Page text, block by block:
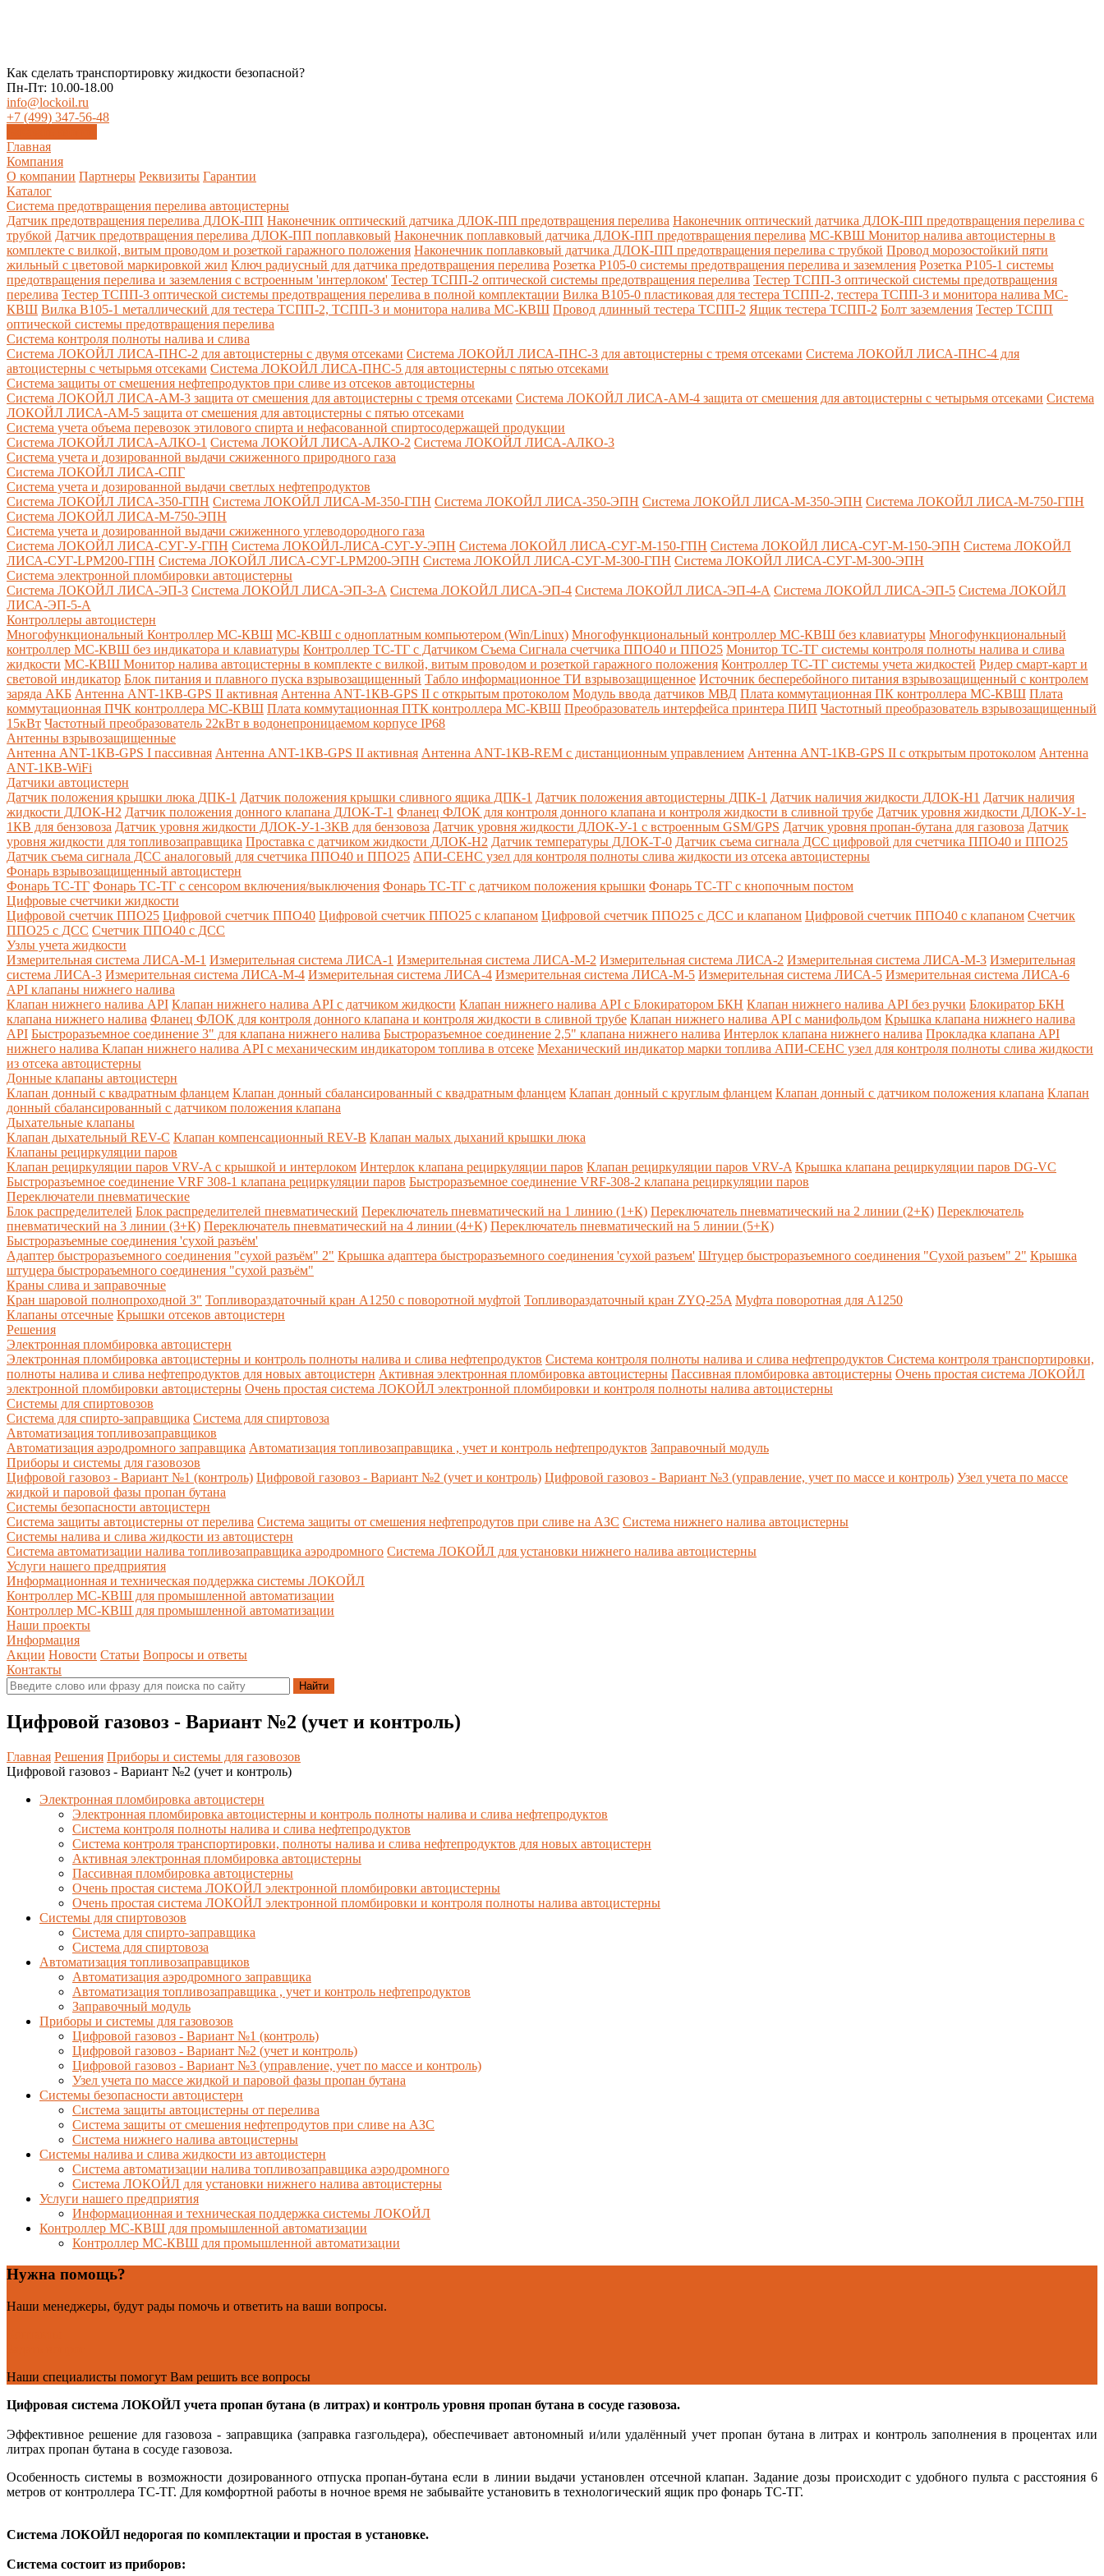
Как сделать транспортировку жидкости безопасной?
Пн-Пт: 10.00-18.00
info@lockoil.ru
+7 (499) 347-56-48
Главная
Компания
О компании Партнеры Реквизиты Гарантии
Каталог
Система предотвращения перелива автоцистерны
Датчик предотвращения перелива ДЛОК-ПП Наконечник оптический датчика ДЛОК-ПП предотвращения перелива Наконечник оптический датчика ДЛОК-ПП предотвращения перелива с
трубкой Датчик предотвращения перелива ДЛОК-ПП поплавковый Наконечник поплавковый датчика ДЛОК-ПП предотвращения перелива МС-КВШ Монитор налива автоцистерны в
комплекте с вилкой, витым проводом и розеткой гаражного положения Наконечник поплавковый датчика ДЛОК-ПП предотвращения перелива с трубкой Провод морозостойкий пяти
жильный с цветовой маркировкой жил Ключ радиусный для датчика предотвращения перелива Розетка Р105-0 системы предотвращения перелива и заземления Розетка Р105-1 системы
предотвращения перелива и заземления с встроенным 'интерлоком' Тестер ТСПП-2 оптической системы предотвращения перелива Тестер ТСПП-3 оптической системы предотвращения
перелива Тестер ТСПП-3 оптической системы предотвращения перелива в полной комплектации Вилка В105-0 пластиковая для тестера ТСПП-2, тестера ТСПП-3 и монитора налива МС-
КВШ Вилка В105-1 металлический для тестера ТСПП-2, ТСПП-3 и монитора налива МС-КВШ Провод длинный тестера ТСПП-2 Ящик тестера ТСПП-2 Болт заземления Тестер ТСПП
оптической системы предотвращения перелива
Cистема контроля полноты налива и слива
Система ЛОКОЙЛ ЛИСА-ПНС-2 для автоцистерны с двумя отсеками Система ЛОКОЙЛ ЛИСА-ПНС-3 для автоцистерны с тремя отсеками Система ЛОКОЙЛ ЛИСА-ПНС-4 для
автоцистерны с четырьмя отсеками Система ЛОКОЙЛ ЛИСА-ПНС-5 для автоцистерны с пятью отсеками
Система защиты от смешения нефтепродуктов при сливе из отсеков автоцистерны
Система ЛОКОЙЛ ЛИСА-AM-3 защита от смешения для автоцистерны с тремя отсеками Система ЛОКОЙЛ ЛИСА-AM-4 защита от смешения для автоцистерны с четырьмя отсеками Система
ЛОКОЙЛ ЛИСА-AM-5 защита от смешения для автоцистерны с пятью отсеками
Система учета объема перевозок этилового спирта и нефасованной спиртосодержащей продукции
Система ЛОКОЙЛ ЛИСА-AЛКО-1 Система ЛОКОЙЛ ЛИСА-АЛКО-2 Система ЛОКОЙЛ ЛИСА-АЛКО-3
Система учета и дозированной выдачи сжиженного природного газа
Система ЛОКОЙЛ ЛИСА-СПГ
Система учета и дозированной выдачи светлых нефтепродуктов
Система ЛОКОЙЛ ЛИСА-350-ГПН Система ЛОКОЙЛ ЛИСА-М-350-ГПН Система ЛОКОЙЛ ЛИСА-350-ЭПН Система ЛОКОЙЛ ЛИСА-М-350-ЭПН Система ЛОКОЙЛ ЛИСА-М-750-ГПН
Система ЛОКОЙЛ ЛИСА-М-750-ЭПН
Система учета и дозированной выдачи сжиженного углеводородного газа
Система ЛОКОЙЛ ЛИСА-СУГ-У-ГПН Система ЛОКОЙЛ-ЛИСА-СУГ-У-ЭПН Система ЛОКОЙЛ ЛИСА-СУГ-М-150-ГПН Система ЛОКОЙЛ ЛИСА-СУГ-М-150-ЭПН Система ЛОКОЙЛ
ЛИСА-СУГ-LPM200-ГПН Система ЛОКОЙЛ ЛИСА-СУГ-LPM200-ЭПН Система ЛОКОЙЛ ЛИСА-СУГ-М-300-ГПН Система ЛОКОЙЛ ЛИСА-СУГ-М-300-ЭПН
Система электронной пломбировки автоцистерны
Система ЛОКОЙЛ ЛИСА-ЭП-3 Система ЛОКОЙЛ ЛИСА-ЭП-3-А Система ЛОКОЙЛ ЛИСА-ЭП-4 Система ЛОКОЙЛ ЛИСА-ЭП-4-А Система ЛОКОЙЛ ЛИСА-ЭП-5 Система ЛОКОЙЛ
ЛИСА-ЭП-5-А
Контроллеры автоцистерн
Многофункциональный Контроллер МС-КВШ МС-КВШ с одноплатным компьютером (Win/Linux) Многофункциональный контроллер МС-КВШ без клавиатуры Многофункциональный
контроллер МС-КВШ без индикатора и клавиатуры Контроллер ТС-ТГ с Датчиком Съема Сигнала счетчика ППО40 и ППО25 Монитор ТС-ТГ системы контроля полноты налива и слива
жидкости МС-КВШ Монитор налива автоцистерны в комплекте с вилкой, витым проводом и розеткой гаражного положения Контроллер ТС-ТГ системы учета жидкостей Ридер смарт-карт и
световой индикатор Блок питания и плавного пуска взрывозащищенный Табло информационное ТИ взрывозащищенное Источник бесперебойного питания взрывозащищенный с контролем
заряда АКБ Антенна ANT-1КВ-GPS II активная Антенна ANT-1КВ-GPS II с открытым протоколом Модуль ввода датчиков МВД Плата коммутационная ПК контроллера МС-КВШ Плата
коммутационная ПЧК контроллера МС-КВШ Плата коммутационная ПТК контроллера МС-КВШ Преобразователь интерфейса принтера ПИП Частотный преобразователь взрывозащищенный
15кВт Частотный преобразователь 22кВт в водонепроницаемом корпусе IP68
Антенны взрывозащищенные
Антенна ANT-1КВ-GPS I пассивная Антенна ANT-1КВ-GPS II активная Антенна ANT-1КВ-REM c дистанционным управлением Антенна ANT-1КВ-GPS II с открытым протоколом Антенна
ANT-1КВ-WiFi
Датчики автоцистерн
Датчик положения крышки люка ДПК-1 Датчик положения крышки сливного ящика ДПК-1 Датчик положения автоцистерны ДПК-1 Датчик наличия жидкости ДЛОК-Н1 Датчик наличия
жидкости ДЛОК-Н2 Датчик положения донного клапана ДЛОК-Т-1 Фланец ФЛОК для контроля донного клапана и контроля жидкости в сливной трубе Датчик уровня жидкости ДЛОК-У-1-
1КВ для бензовоза Датчик уровня жидкости ДЛОК-У-1-3КВ для бензовоза Датчик уровня жидкости ДЛОК-У-1 с встроенным GSM/GPS Датчик уровня пропан-бутана для газовоза Датчик
уровня жидкости для топливозаправщика Проставка с датчиком жидкости ДЛОК-Н2 Датчик температуры ДЛОК-Т-0 Датчик съема сигнала ДСС цифровой для счетчика ППО40 и ППО25
Датчик съема сигнала ДСС аналоговый для счетчика ППО40 и ППО25 АПИ-СЕНС узел для контроля полноты слива жидкости из отсека автоцистерны
Фонарь взрывозащищенный автоцистерн
Фонарь ТС-ТГ Фонарь ТС-ТГ с сенсором включения/выключения Фонарь ТС-ТГ с датчиком положения крышки Фонарь ТС-ТГ с кнопочным постом
Цифровые счетчики жидкости
Цифровой счетчик ППО25 Цифровой счетчик ППО40 Цифровой счетчик ППО25 с клапаном Цифровой счетчик ППО25 с ДСС и клапаном Цифровой счетчик ППО40 с клапаном Счетчик
ППО25 с ДСС Счетчик ППО40 с ДСС
Узлы учета жидкости
Измерительная система ЛИСА-М-1 Измерительная система ЛИСА-1 Измерительная система ЛИСА-М-2 Измерительная система ЛИСА-2 Измерительная система ЛИСА-М-3 Измерительная
система ЛИСА-3 Измерительная система ЛИСА-М-4 Измерительная система ЛИСА-4 Измерительная система ЛИСА-М-5 Измерительная система ЛИСА-5 Измерительная система ЛИСА-6
API клапаны нижнего налива
Клапан нижнего налива API Клапан нижнего налива API с датчиком жидкости Клапан нижнего налива API с Блокиратором БКН Клапан нижнего налива API без ручки Блокиратор БКН
клапана нижнего налива Фланец ФЛОК для контроля донного клапана и контроля жидкости в сливной трубе Клапан нижнего налива API с манифольдом Крышка клапана нижнего налива
API Быстроразъемное соединение 3" для клапана нижнего налива Быстроразъемное соединение 2,5" клапана нижнего налива Интерлок клапана нижнего налива Прокладка клапана API
нижнего налива Клапан нижнего налива API с механическим индикатором топлива в отсеке Механический индикатор марки топлива АПИ-СЕНС узел для контроля полноты слива жидкости
из отсека автоцистерны
Донные клапаны автоцистерн
Клапан донный с квадратным фланцем Клапан донный сбалансированный с квадратным фланцем Клапан донный с круглым фланцем Клапан донный с датчиком положения клапана Клапан
донный сбалансированный с датчиком положения клапана
Дыхательные клапаны
Клапан дыхательный REV-C Клапан компенсационный REV-B Клапан малых дыханий крышки люка
Клапаны рециркуляции паров
Клапан рециркуляции паров VRV-A с крышкой и интерлоком Интерлок клапана рециркуляции паров Клапан рециркуляции паров VRV-A Крышка клапана рециркуляции паров DG-VC
Быстроразъемное соединение VRF 308-1 клапана рециркуляции паров Быстроразъемное соединение VRF-308-2 клапана рециркуляции паров
Переключатели пневматические
Блок распределителей Блок распределителей пневматический Переключатель пневматический на 1 линию (1+К) Переключатель пневматический на 2 линии (2+К) Переключатель
пневматический на 3 линии (3+К) Переключатель пневматический на 4 линии (4+К) Переключатель пневматический на 5 линии (5+К)
Быстроразъемные соединения 'сухой разъём'
Адаптер быстроразъемного соединения "сухой разъём" 2" Крышка адаптера быстроразъемного соединения 'сухой разъем' Штуцер быстроразъемного соединения "Сухой разъем" 2" Крышка
штуцера быстрораъемного соединения "сухой разъём"
Краны слива и заправочные
Кран шаровой полнопроходной 3" Топливораздаточный кран A1250 с поворотной муфтой Топливораздаточный кран ZYQ-25A Муфта поворотная для А1250
Клапаны отсечные Крышки отсеков автоцистерн
Решения
Электронная пломбировка автоцистерн
Электронная пломбировка автоцистерны и контроль полноты налива и слива нефтепродуктов Система контроля полноты налива и слива нефтепродуктов Система контроля транспортировки,
полноты налива и слива нефтепродуктов для новых автоцистерн Активная электронная пломбировка автоцистерны Пассивная пломбировка автоцистерны Очень простая система ЛОКОЙЛ
электронной пломбировки автоцистерны Очень простая система ЛОКОЙЛ электронной пломбировки и контроля полноты налива автоцистерны
Системы для спиртовозов
Система для спирто-заправщика Система для спиртовоза
Автоматизация топливозаправщиков
Автоматизация аэродромного заправщика Автоматизация топливозаправщика , учет и контроль нефтепродуктов Заправочный модуль
Приборы и системы для газовозов
Цифровой газовоз - Вариант №1 (контроль) Цифровой газовоз - Вариант №2 (учет и контроль) Цифровой газовоз - Вариант №3 (управление, учет по массе и контроль) Узел учета по массе
жидкой и паровой фазы пропан бутана
Системы безопасности автоцистерн
Система защиты автоцистерны от перелива Система защиты от смешения нефтепродутов при сливе на АЗС Система нижнего налива автоцистерны
Системы налива и слива жидкости из автоцистерн
Система автоматизации налива топливозаправщика аэродромного Система ЛОКОЙЛ для установки нижнего налива автоцистерны
Услуги нашего предприятия
Информационная и техническая поддержка системы ЛОКОЙЛ
Контроллер МС-КВШ для промышленной автоматизации
Контроллер МС-КВШ для промышленной автоматизации
Наши проекты
Информация
Акции Новости Статьи Вопросы и ответы
Контакты
Цифровой газовоз - Вариант №2 (учет и контроль)
Главная Решения Приборы и системы для газовозов
Цифровой газовоз - Вариант №2 (учет и контроль)
Электронная пломбировка автоцистерн
Электронная пломбировка автоцистерны и контроль полноты налива и слива нефтепродуктов
Система контроля полноты налива и слива нефтепродуктов
Система контроля транспортировки, полноты налива и слива нефтепродуктов для новых автоцистерн
Активная электронная пломбировка автоцистерны
Пассивная пломбировка автоцистерны
Очень простая система ЛОКОЙЛ электронной пломбировки автоцистерны
Очень простая система ЛОКОЙЛ электронной пломбировки и контроля полноты налива автоцистерны
Системы для спиртовозов
Система для спирто-заправщика
Система для спиртовоза
Автоматизация топливозаправщиков
Автоматизация аэродромного заправщика
Автоматизация топливозаправщика , учет и контроль нефтепродуктов
Заправочный модуль
Приборы и системы для газовозов
Цифровой газовоз - Вариант №1 (контроль)
Цифровой газовоз - Вариант №2 (учет и контроль)
Цифровой газовоз - Вариант №3 (управление, учет по массе и контроль)
Узел учета по массе жидкой и паровой фазы пропан бутана
Системы безопасности автоцистерн
Система защиты автоцистерны от перелива
Система защиты от смешения нефтепродутов при сливе на АЗС
Система нижнего налива автоцистерны
Системы налива и слива жидкости из автоцистерн
Система автоматизации налива топливозаправщика аэродромного
Система ЛОКОЙЛ для установки нижнего налива автоцистерны
Услуги нашего предприятия
Информационная и техническая поддержка системы ЛОКОЙЛ
Контроллер МС-КВШ для промышленной автоматизации
Контроллер МС-КВШ для промышленной автоматизации
Нужна помощь?
Наши менеджеры, будут рады помочь и ответить на ваши вопросы.
Наши специалисты помогут Вам решить все вопросы
Цифровая система ЛОКОЙЛ учета пропан бутана (в литрах) и контроль уровня пропан бутана в сосуде газовоза.
Эффективное решение для газовоза - заправщика (заправка газгольдера), обеспечивает автономный и/или удалённый учет пропан бутана в литрах и контроль заполнения в процентах или
литрах пропан бутана в сосуде газовоза.
Особенность системы в возможности дозированного отпуска пропан-бутана если в линии выдачи установлен отсечной клапан. Задание дозы происходит с удобного пульта с расстояния 6
метров от контроллера ТС-ТГ. Для комфортной работы в ночное время не забывайте установить в технологический ящик про фонарь ТС-ТГ.
Система ЛОКОЙЛ недорогая по комплектации и простая в установке.
Система состоит из приборов: